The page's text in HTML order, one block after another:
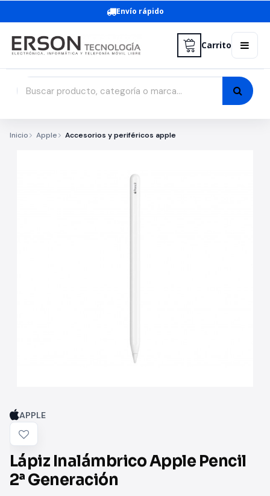
Envío rápido
Carrito
Inicio Apple Accesorios y periféricos apple
APPLE
Lápiz Inalámbrico Apple Pencil
2ª Generación